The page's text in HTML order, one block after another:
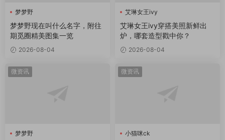
梦梦野
梦梦野现在叫什么名字，附往
期觅圈精美图集一览
2026-08-04
艾琳女王ivy
艾琳女王ivy穿搭美照新鲜出
炉，哪套造型戳中你？
2026-08-04
微资讯
梦梦野
微资讯
小猫咪ck